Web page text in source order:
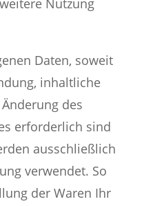
Nutzung
Daten, soweit
inhaltliche
des
erforderlich sind
ausschließlich
verwendet. So
der Waren Ihr